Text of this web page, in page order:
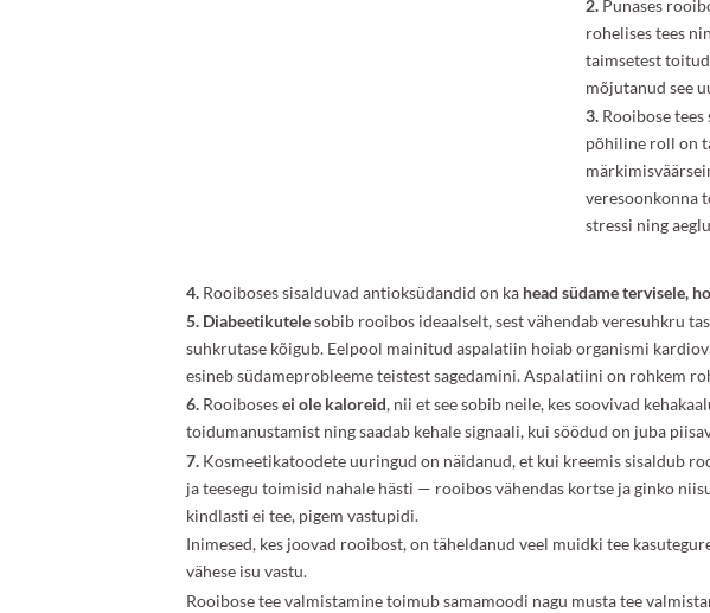
2.Punases
rohelises tees
taimsetest
mõjutanud see
3.Rooibose tees
põhiline roll on
veresoonkonna
stressi ning
4. Rooiboses sisalduvad antioksüdandid on ka head südame tervisele,
5. Diabeetikutelesobib rooibos ideaalselt, sest vähendab veresuhkru
suhkrutase kõigub. Eelpool mainitud aspalatiin hoiab organismi
esineb südameprobleeme teistest sagedamini. Aspalatiini on rohkem
6. Rooibosesei ole kaloreid, nii et see sobib neile, kes soovivad
toidumanustamist ning saadab kehale signaali, kui söödud on juba
7. Kosmeetikatoodete uuringud on näidanud, et kui kreemis sisaldub
ja teesegu toimisid nahale hästi — rooibos vähendas kortse ja ginko
kindlasti ei tee, pigem vastupidi.
Inimesed, kes joovad rooibost, on täheldanud veel muidki tee
vähese isu vastu.
Rooibose tee valmistamine toimub samamoodi nagu musta tee